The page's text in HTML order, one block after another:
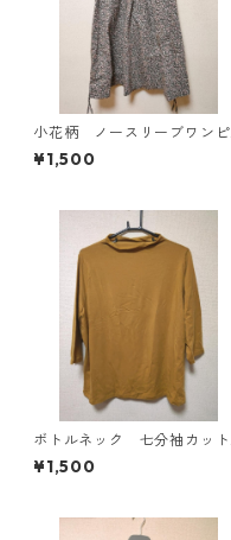
小花柄 ノースリーブワンピ
ース ４Ｌ ブラック KAE-
4819
¥1,500
ボトルネック 七分袖カット
ソー ４Ｌ マスタード KA
E-4816
¥1,500